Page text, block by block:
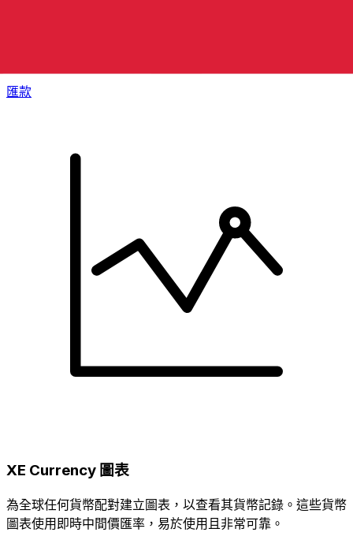
匯款
XE Currency 圖表
為全球任何貨幣配對建立圖表，以查看其貨幣記錄。這些貨幣
圖表使用即時中間價匯率，易於使用且非常可靠。